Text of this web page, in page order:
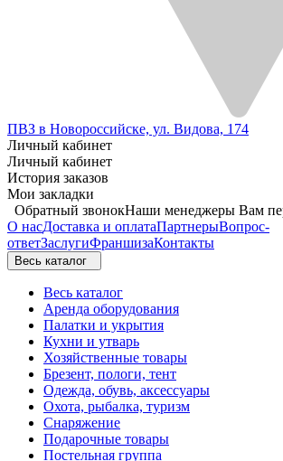
ПВЗ в Новороссийске, ул. Видова, 174
Личный кабинет
Личный кабинет
История заказов
Мои закладки
Обратный звонокНаши менеджеры Вам
О насДоставка и оплатаПартнерыВопрос-
ответЗаслугиФраншизаКонтакты
Весь каталог
Весь каталог
Аренда оборудования
Палатки и укрытия
Кухни и утварь
Хозяйственные товары
Брезент, пологи, тент
Одежда, обувь, аксессуары
Охота, рыбалка, туризм
Снаряжение
Подарочные товары
Постельная группа